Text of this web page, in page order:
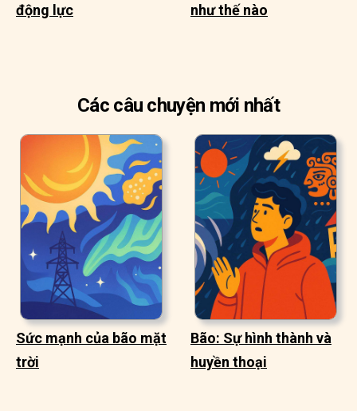
động lực
như thế nào
Các câu chuyện mới nhất
Sức mạnh của bão mặt
trời
Bão: Sự hình thành và
huyền thoại